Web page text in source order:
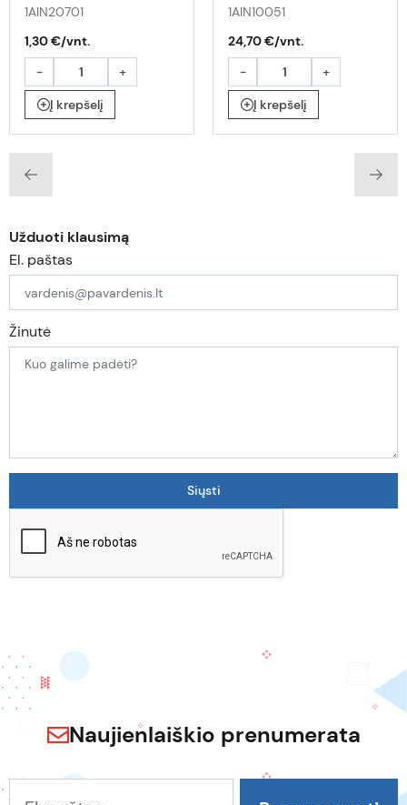
1AIN20701
1,30 €/vnt.
-
+
Į krepšelį
1AIN10051
24,70 €/vnt.
-
+
Į krepšelį
Užduoti klausimą
El. paštas
Žinutė
Naujienlaiškio prenumerata